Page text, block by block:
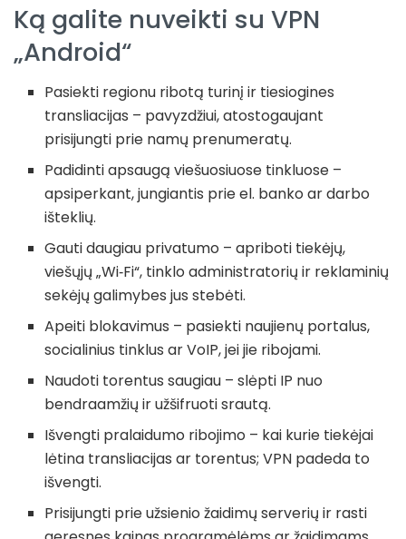
Ką galite nuveikti su VPN
„Android“
Pasiekti regionu ribotą turinį ir tiesiogines
transliacijas – pavyzdžiui, atostogaujant
prisijungti prie namų prenumeratų.
Padidinti apsaugą viešuosiuose tinkluose –
apsiperkant, jungiantis prie el. banko ar darbo
išteklių.
Gauti daugiau privatumo – apriboti tiekėjų,
viešųjų „Wi‑Fi“, tinklo administratorių ir reklaminių
sekėjų galimybes jus stebėti.
Apeiti blokavimus – pasiekti naujienų portalus,
socialinius tinklus ar VoIP, jei jie ribojami.
Naudoti torentus saugiau – slėpti IP nuo
bendraamžių ir užšifruoti srautą.
Išvengti pralaidumo ribojimo – kai kurie tiekėjai
lėtina transliacijas ar torentus; VPN padeda to
išvengti.
Prisijungti prie užsienio žaidimų serverių ir rasti